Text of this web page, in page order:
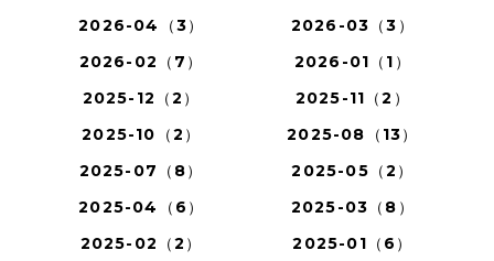
2026-04（3）
2026-03（3）
2026-02（7）
2026-01（1）
2025-12（2）
2025-11（2）
2025-10（2）
2025-08（13）
2025-07（8）
2025-05（2）
2025-04（6）
2025-03（8）
2025-02（2）
2025-01（6）